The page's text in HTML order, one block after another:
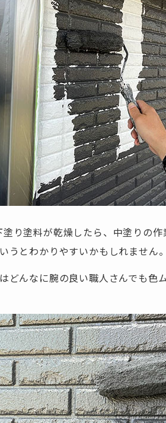
塗り塗料が乾燥したら、中塗りの
うとわかりやすいかもしれません。
どんなに腕の良い職人さんでも色